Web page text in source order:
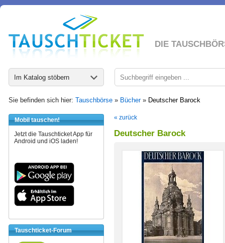
DIE
Im Katalog stöbern
Sie befinden sich hier: Tauschbörse » Bücher» Deutscher Barock
Mobil tauschen!
Jetzt die Tauschticket App für
Android und iOS laden!
Tauschticket-Forum
« zurück
Deutscher Barock